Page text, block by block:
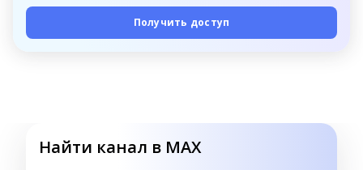
Получить доступ
Найти канал в MAX